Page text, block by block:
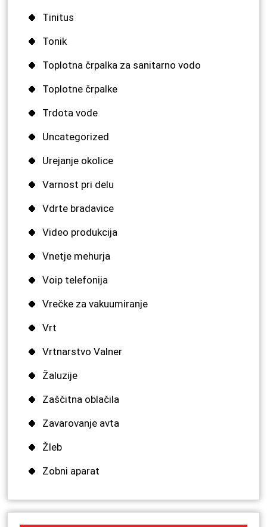
Tinitus
Tonik
Toplotna črpalka za sanitarno vodo
Toplotne črpalke
Trdota vode
Uncategorized
Urejanje okolice
Varnost pri delu
Vdrte bradavice
Video produkcija
Vnetje mehurja
Voip telefonija
Vrečke za vakuumiranje
Vrt
Vrtnarstvo Valner
Žaluzije
Zaščitna oblačila
Zavarovanje avta
Žleb
Zobni aparat